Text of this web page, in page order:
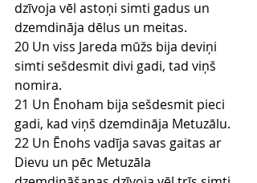
dzīvoja vēl astoņi simti gadus un
dzemdināja dēlus un meitas.
20 Un viss Jareda mūžs bija deviņi
simti sešdesmit divi gadi, tad viņš
nomira.
21 Un Ēnoham bija sešdesmit pieci
gadi, kad viņš dzemdināja Metuzālu.
22 Un Ēnohs vadīja savas gaitas ar
Dievu un pēc Metuzāla